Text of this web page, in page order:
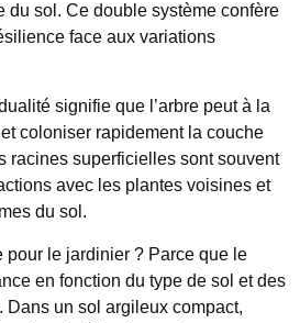
du sol. Ce double système confère
face aux variations
signifie que l’arbre peut à la
coloniser rapidement la couche
racines superficielles sont souvent
avec les plantes voisines et
du sol.
pour le jardinier ? Parce que le
en fonction du type de sol et des
Dans un sol argileux compact,